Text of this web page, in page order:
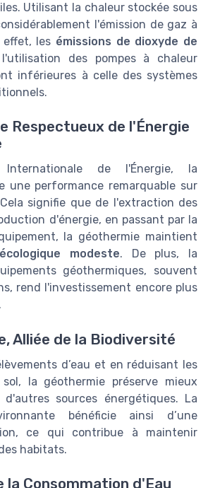
Utilisant la chaleur stockée sous
l'émission de gaz à
effet, les émissions de dioxyde de
des pompes à chaleur
inférieures à celle des systèmes
Respectueux de l'Énergie
Internationale de l'Énergie, la
une performance remarquable sur
signifie que de l'extraction des
d'énergie, en passant par la
la géothermie maintient
modeste. De plus, la
géothermiques, souvent
rend l'investissement encore plus
.
Alliée de la Biodiversité
d’eau et en réduisant les
la géothermie préserve mieux
d'autres sources énergétiques. La
bénéficie ainsi d’une
ce qui contribue à maintenir
habitats.
la Consommation d'Eau